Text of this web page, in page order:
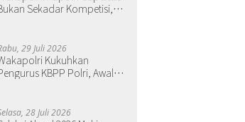
Sekadar Kompetisi,
29 Juli 2026
Kukuhkan
KBPP Polri, Awali
28 Juli 2026